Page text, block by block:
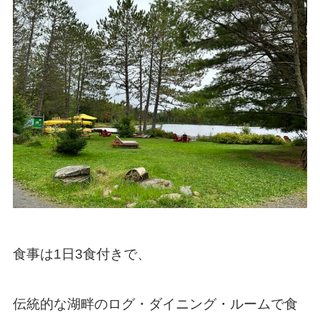
食事は1日3食付きで、
伝統的な湖畔のログ・ダイニング・ルームで食